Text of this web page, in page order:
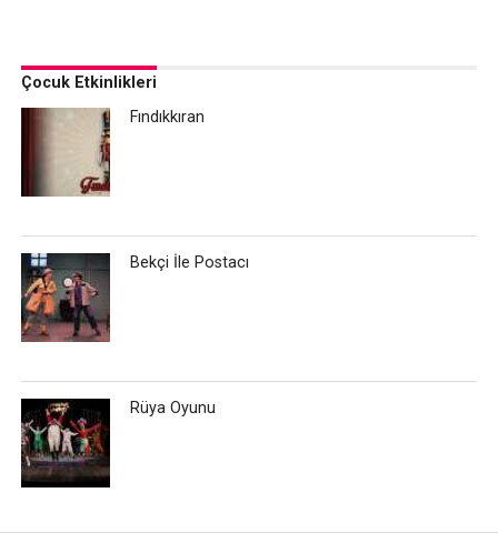
Çocuk Etkinlikleri
Fındıkkıran
Bekçi İle Postacı
Rüya Oyunu